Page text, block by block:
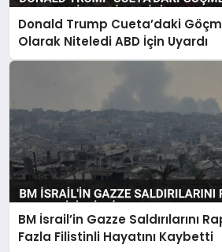
Donald Trump Cueta’daki
Olarak Niteledi ABD İçin Uyardı
BM İsrail’in Gazze Saldırılarını
Fazla Filistinli Hayatını Kaybetti